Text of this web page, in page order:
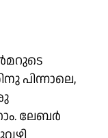
പിന്നാലെ,
ലേബര്‍